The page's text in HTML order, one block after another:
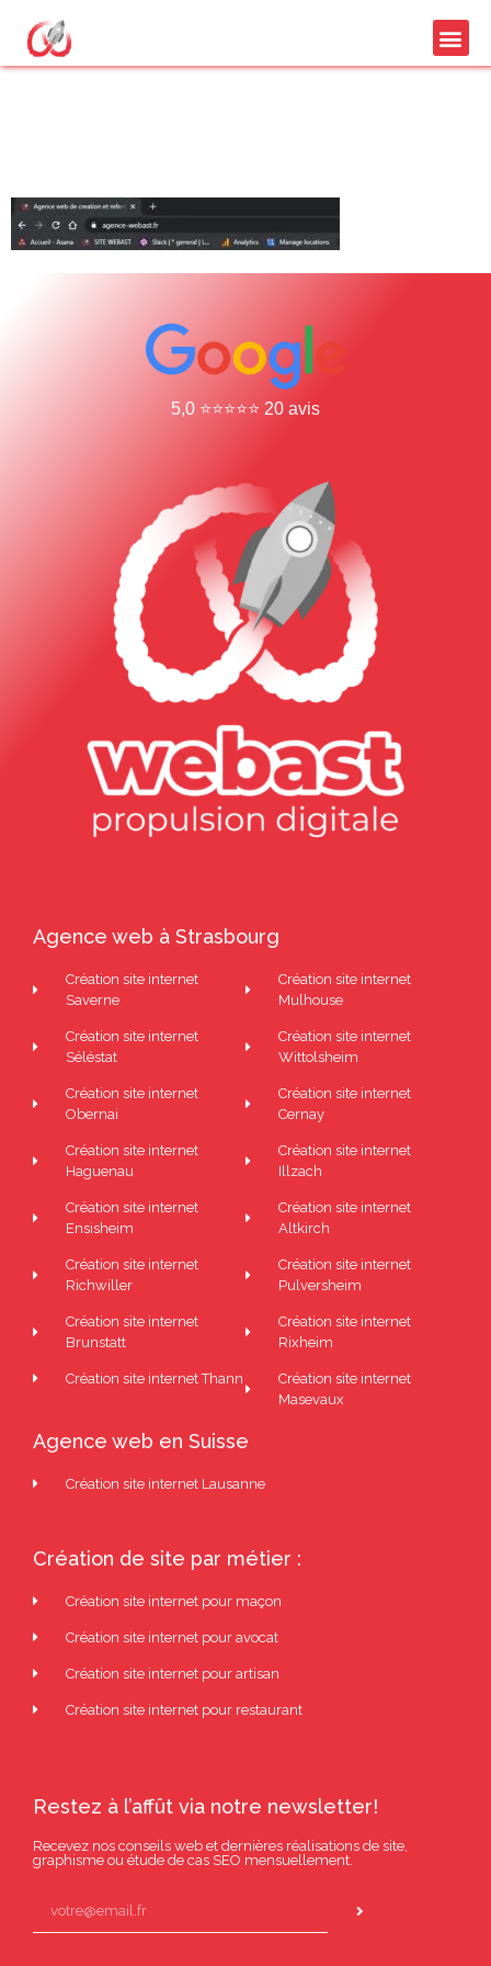
5,0 ⭐⭐⭐⭐⭐ 20 avis
Agence web à Strasbourg
Création site internet
Saverne
Création site internet
Séléstat
Création site internet
Obernai
Création site internet
Haguenau
Création site internet
Ensisheim
Création site internet
Richwiller
Création site internet
Brunstatt
Création site internet Thann
Création site internet
Mulhouse
Création site internet
Wittolsheim
Création site internet
Cernay
Création site internet
Illzach
Création site internet
Altkirch
Création site internet
Pulversheim
Création site internet
Rixheim
Création site internet
Masevaux
Agence web en Suisse
Création site internet Lausanne
Création de site par métier :
Création site internet pour maçon
Création site internet pour avocat
Création site internet pour artisan
Création site internet pour restaurant
Restez à l’affût via notre newsletter!
Recevez nos conseils web et dernières réalisations de site,
graphisme ou étude de cas SEO mensuellement.